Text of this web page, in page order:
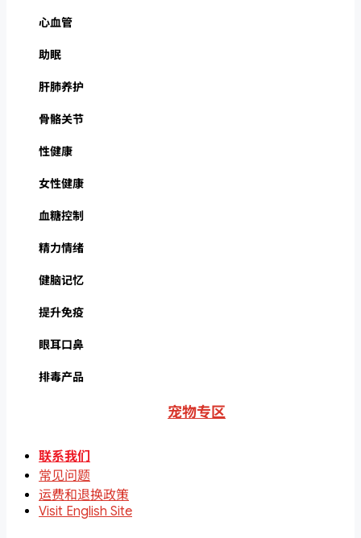
心血管
助眠
肝肺养护
骨骼关节
性健康
女性健康
血糖控制
精力情绪
健脑记忆
提升免疫
眼耳口鼻
排毒产品
宠物专区
联系我们
常见问题
运费和退换政策
Visit English Site